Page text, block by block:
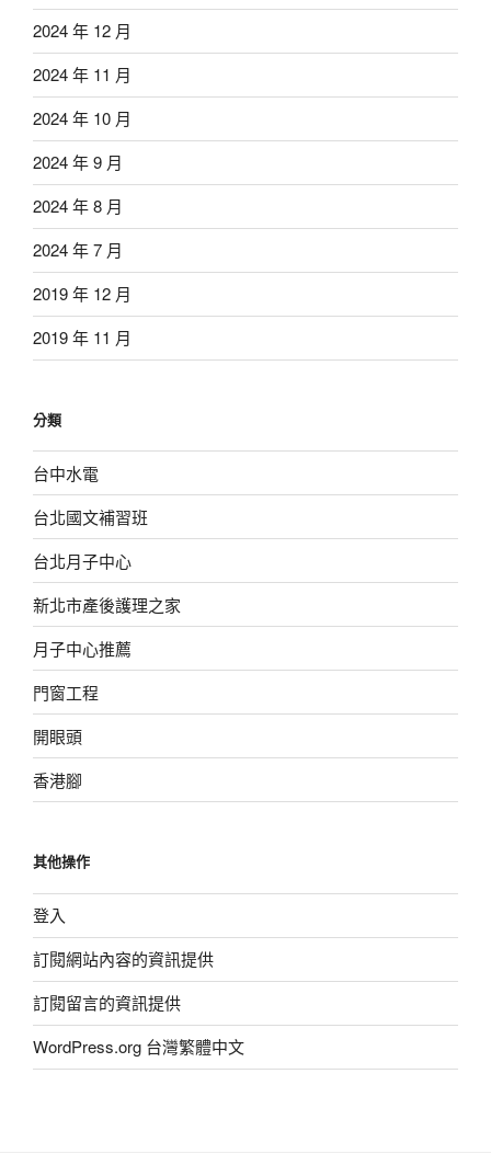
2024 年 12 月
2024 年 11 月
2024 年 10 月
2024 年 9 月
2024 年 8 月
2024 年 7 月
2019 年 12 月
2019 年 11 月
分類
台中水電
台北國文補習班
台北月子中心
新北市產後護理之家
月子中心推薦
門窗工程
開眼頭
香港腳
其他操作
登入
訂閱網站內容的資訊提供
訂閱留言的資訊提供
WordPress.org 台灣繁體中文